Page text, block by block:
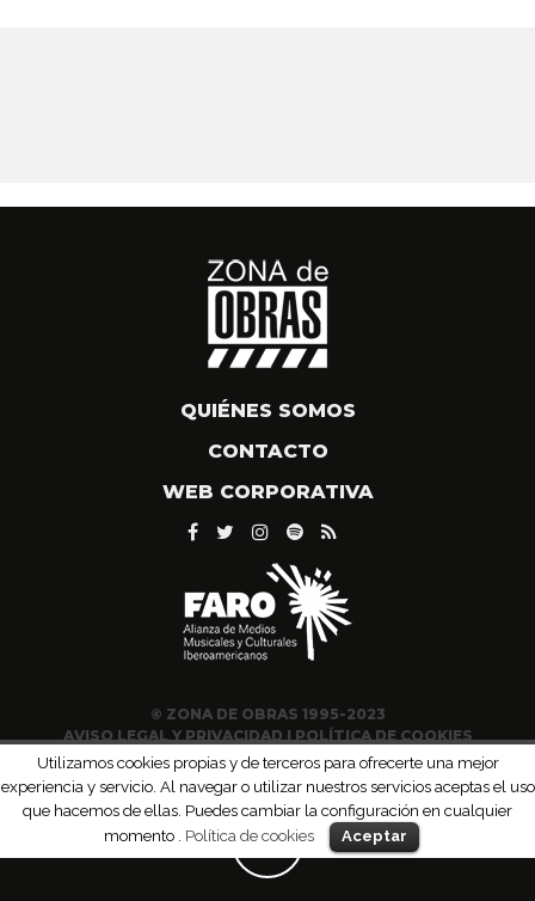
QUIÉNES SOMOS
CONTACTO
WEB CORPORATIVA
© ZONA DE OBRAS 1995-2023
AVISO LEGAL Y PRIVACIDAD|POLÍTICA DE COOKIES
Utilizamos cookies propias y de terceros para ofrecerte una mejor
experiencia y servicio. Al navegar o utilizar nuestros servicios aceptas el uso
que hacemos de ellas. Puedes cambiar la configuración en cualquier
momento . Política de cookies Aceptar